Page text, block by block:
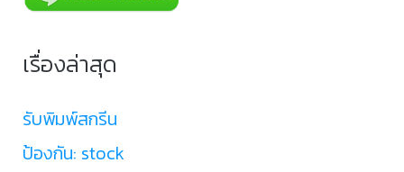
เรื่องล่าสุด
รับพิมพ์สกรีน
ป้องกัน: stock